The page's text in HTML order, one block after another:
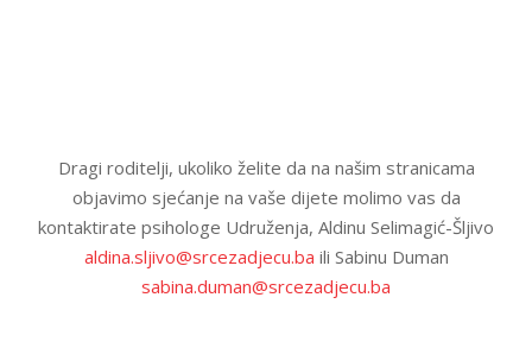
Dragi roditelji, ukoliko želite da na našim stranicama
objavimo sjećanje na vaše dijete molimo vas da
kontaktirate psihologe Udruženja, Aldinu Selimagić-Šljivo
aldina.sljivo@srcezadjecu.ba ili Sabinu Duman
sabina.duman@srcezadjecu.ba